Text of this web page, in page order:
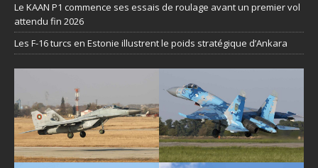
Le KAAN P1 commence ses essais de roulage avant un premier vol
attendu fin 2026
Les F-16 turcs en Estonie illustrent le poids stratégique d’Ankara